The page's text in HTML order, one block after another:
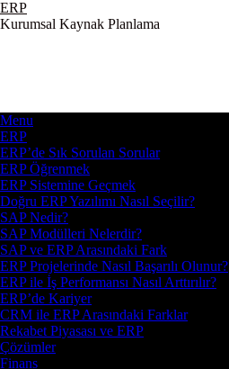
ERP
Kurumsal Kaynak Planlama
Menu
ERP
ERP’de Sık Sorulan Sorular
ERP Öğrenmek
ERP Sistemine Geçmek
Doğru ERP Yazılımı Nasıl Seçilir?
SAP Nedir?
SAP Modülleri Nelerdir?
SAP ve ERP Arasındaki Fark
ERP Projelerinde Nasıl Başarılı Olunur?
ERP ile İş Performansı Nasıl Arttırılır?
ERP’de Kariyer
CRM ile ERP Arasındaki Farklar
Rekabet Piyasası ve ERP
Çözümler
Finans